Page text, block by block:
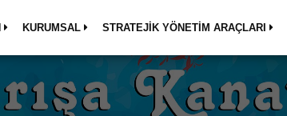
KURUMSAL STRATEJİK YÖNETİM ARAÇLARI